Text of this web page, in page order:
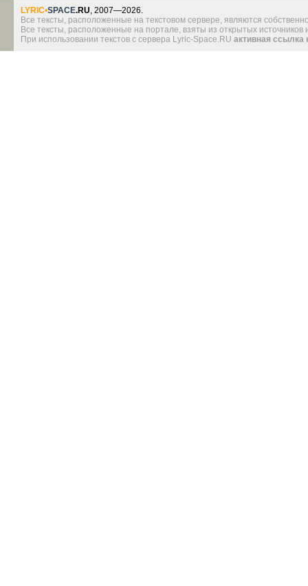
LYRIC•SPACE.RU, 2007—2026.
Все тексты, расположенные на текстовом сервере, являются
Все тексты, расположенные на портале, взяты из открытых
При использовании текстов с сервера Lyric-Space.RU активная ссылка